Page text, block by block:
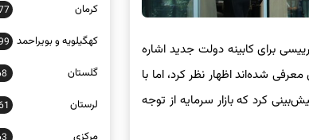
برای کابینه دولت جدید اشاره
شده‌اند اظهار نظر کرد، اما با
کرد که بازار سرمایه از توجه
کرمان
کهگیلویه و بویراحمد
گلستان
لرستان
مرکزی